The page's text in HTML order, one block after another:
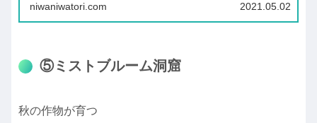
niwaniwatori.com 2021.05.02
⑤ミストブルーム洞窟
秋の作物が育つ